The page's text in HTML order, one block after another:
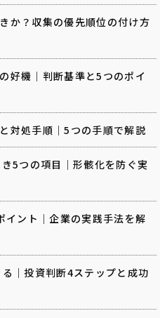
か？収集の優先順位の付け方
好機｜判断基準と5つのポイ
対処手順｜5つの手順で解説
5つの項目｜形骸化を防ぐ実
ント｜企業の実践手法を解
｜投資判断4ステップと成功